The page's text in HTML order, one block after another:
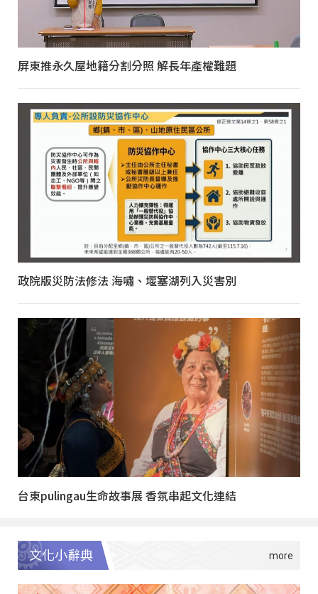
屏東推永久屋地籍分割分照 解長年產權難題
政院版災防法修法 海嘯、堰塞湖列入災害別
台東pulingau生命故事展 香氛串起文化連結
文化小辭典